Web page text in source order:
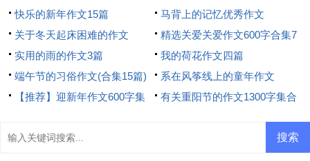
合7篇
快乐的新年作文15篇
马背上的记忆优秀作文
关于冬天起床困难的作文
精选关爱关爱作文600字合集7
篇
实用的雨的作文3篇
我的荷花作文四篇
端午节的习俗作文(合集15篇)
系在风筝线上的童年作文
【推荐】迎新年作文600字集
有关重阳节的作文1300字集合